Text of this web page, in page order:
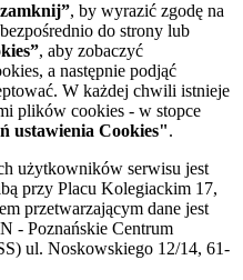
, by wyrazić zgodę na
do strony lub
, aby zobaczyć
a następnie podjąć
W każdej chwili istnieje
plików cookies - w stopce
ustawienia Cookies".
użytkowników serwisu jest
przy Placu Kolegiackim 17,
przetwarzającym dane jest
- Poznańskie Centrum
ul. Noskowskiego 12/14, 61-